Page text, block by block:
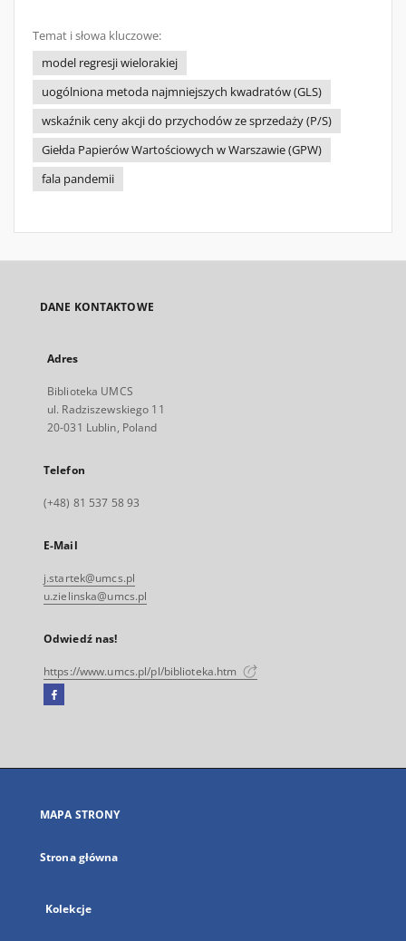
Temat i słowa kluczowe:
model regresji wielorakiej
uogólniona metoda najmniejszych kwadratów (GLS)
wskaźnik ceny akcji do przychodów ze sprzedaży (P/S)
Giełda Papierów Wartościowych w Warszawie (GPW)
fala pandemii
DANE KONTAKTOWE
Adres
Biblioteka UMCS
ul. Radziszewskiego 11
20-031 Lublin, Poland
Telefon
(+48) 81 537 58 93
E-Mail
j.startek@umcs.pl
u.zielinska@umcs.pl
Odwiedź nas!
https://www.umcs.pl/pl/biblioteka.htm
Facebook
się
karcie
MAPA STRONY
Strona główna
Kolekcje